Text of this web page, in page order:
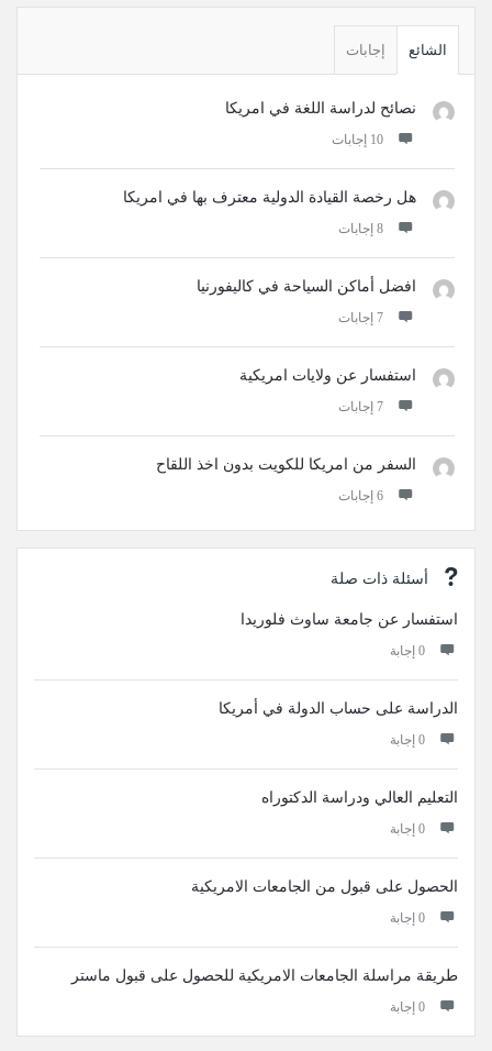
الجانبيةالشائع إجابات
نصائح لدراسة اللغة في امريكا
‫10 إجابات
هل رخصة القيادة الدولية معترف بها في امريكا
‫8 إجابات
افضل أماكن السياحة في كاليفورنيا
‫7 إجابات
استفسار عن ولايات امريكية
‫7 إجابات
السفر من امريكا للكويت بدون اخذ اللقاح
‫6 إجابات
أسئلة ذات صلة
استفسار عن جامعة ساوث فلوريدا
‫0 إجابة
الدراسة على حساب الدولة في أمريكا
‫0 إجابة
التعليم العالي ودراسة الدكتوراه
‫0 إجابة
الحصول على قبول من الجامعات الامريكية
‫0 إجابة
طريقة مراسلة الجامعات الامريكية للحصول على قبول ماستر
‫0 إجابة